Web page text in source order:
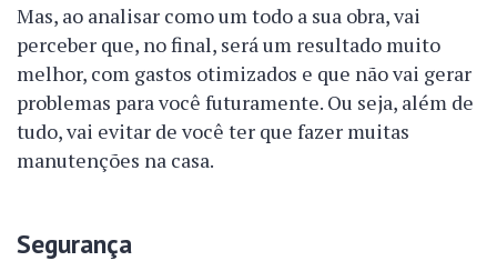
Mas, ao analisar como um todo a sua obra, vai
perceber que, no final, será um resultado muito
melhor, com gastos otimizados e que não vai gerar
problemas para você futuramente. Ou seja, além de
tudo, vai evitar de você ter que fazer muitas
manutenções na casa.
Segurança